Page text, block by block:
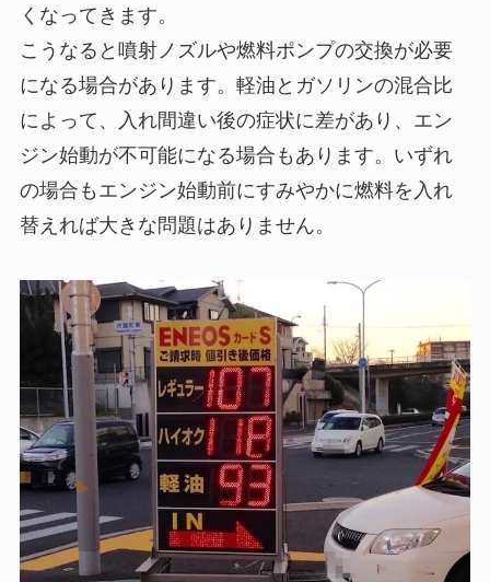
くなってきます。
こうなると噴射ノズルや燃料ポンプの交換が必要
になる場合があります。軽油とガソリンの混合比
によって、入れ間違い後の症状に差があり、エン
ジン始動が不可能になる場合もあります。いずれ
の場合もエンジン始動前にすみやかに燃料を入れ
替えれば大きな問題はありません。